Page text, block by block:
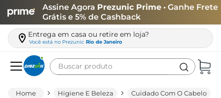
Assine Agora Prezunic Prime • Ganhe Frete
Grátis e 5% de Cashback
Entrega em casa ou retire em loja?
Você está no Prezunic Rio de Janeiro
Buscar produto
Higiene E Beleza
Cuidado Com O Cabelo